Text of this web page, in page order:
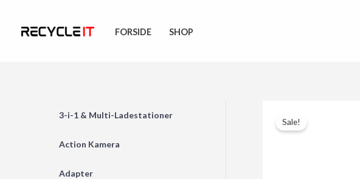
FORSIDE SHOP
3-i-1 & Multi-Ladestationer
Action Kamera
Adapter
Sale!